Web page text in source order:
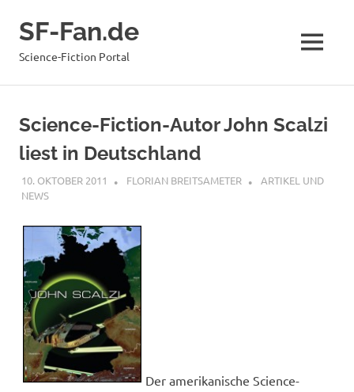
InhaltSF-Fan.de
Science-Fiction Portal MENÜ
Science-Fiction-Autor John Scalzi
liest in Deutschland
10. OKTOBER 2011 FLORIAN BREITSAMETER
ARTIKEL UND
NEWS
Der amerikanische Science-